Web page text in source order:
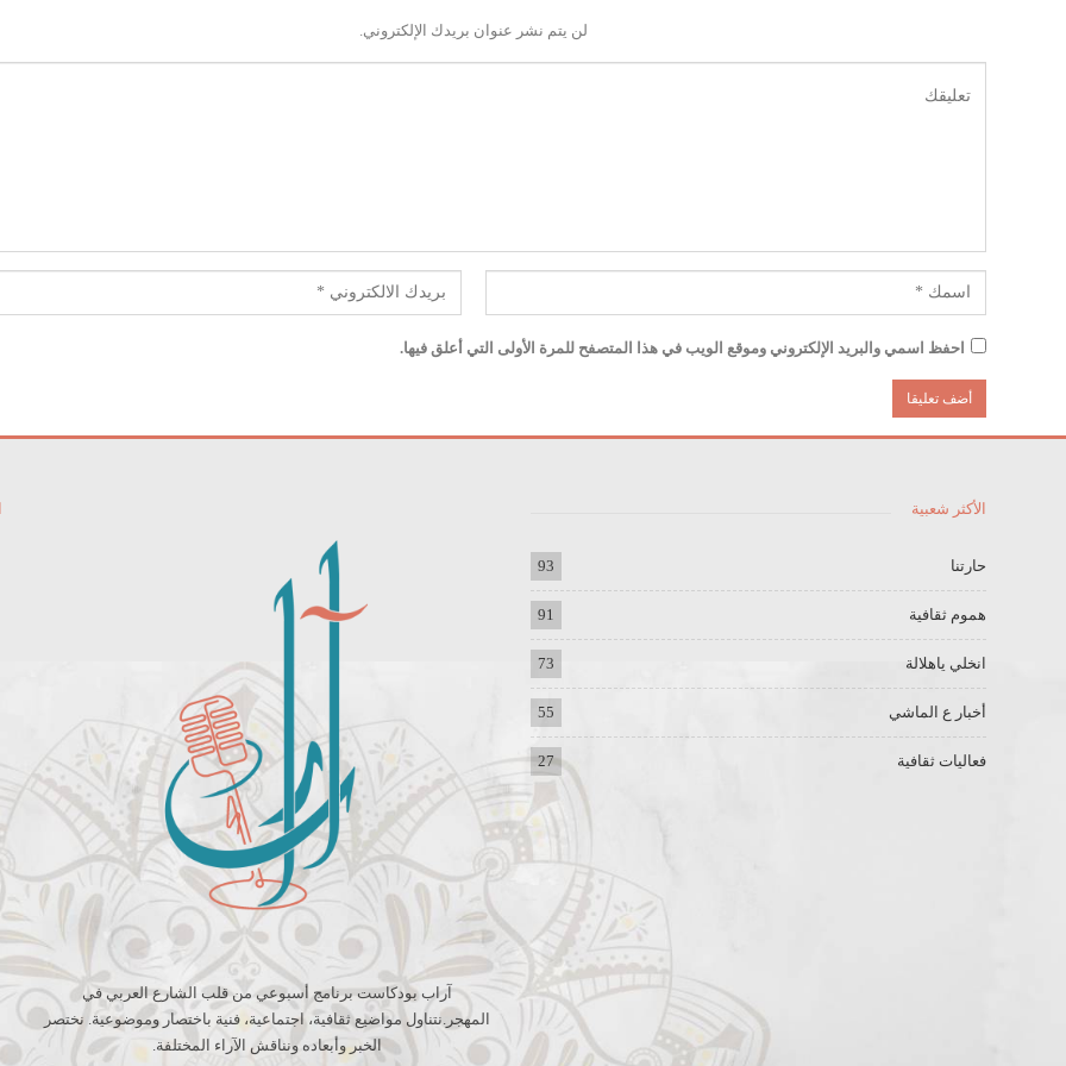
لن يتم نشر عنوان بريدك الإلكتروني.
احفظ اسمي والبريد الإلكتروني وموقع الويب في هذا المتصفح للمرة الأولى التي أعلق فيها.
الأكثر شعبية
حارتنا 93
هموم ثقافية 91
انخلي ياهلالة 73
أخبار ع الماشي 55
فعاليات ثقافية 27
آراب بودكاست برنامج أسبوعي من قلب الشارع العربي في
المهجر.نتناول مواضيع ثقافية، اجتماعية، فنية باختصار وموضوعية. نختصر
الخبر وأبعاده ونناقش الآراء المختلفة.